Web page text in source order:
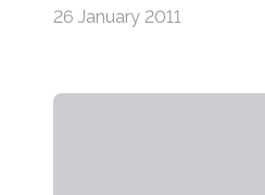
26 January 2011